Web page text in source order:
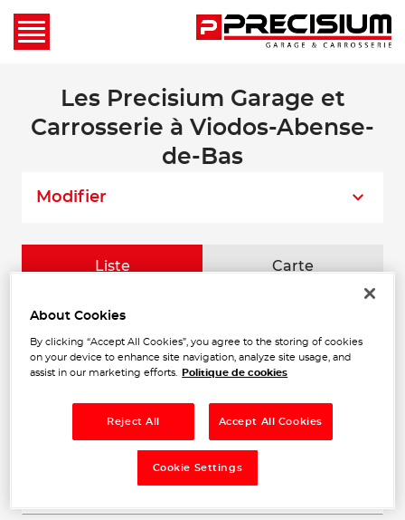
Les Precisium Garage et
Carrosserie à Viodos-Abense-
de-Bas
Modifier
Liste Carte
66 m
LANTEGIA
3 CHEMIN DE LASCORRY
Téléphone
Voir plus
About Cookies
By clicking “Accept All Cookies”, you agree to the storing of cookies
on your device to enhance site navigation, analyze site usage, and
assist in our marketing efforts.
Politique de cookies
Reject All Accept All Cookies
Cookie Settings